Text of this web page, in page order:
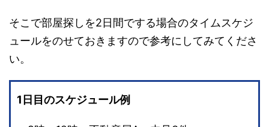
そこで部屋探しを2日間でする場合のタイムスケジ
ュールをのせておきますので参考にしてみてくださ
い。
1日目のスケジュール例